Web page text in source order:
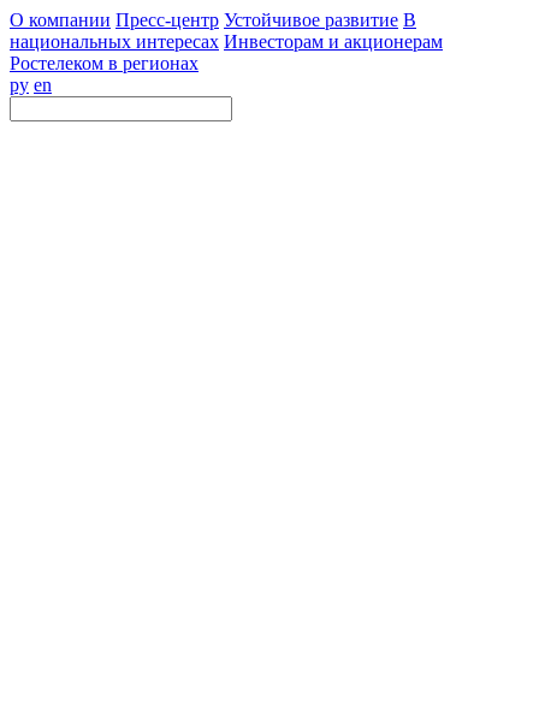
О компании Пресс-центр Устойчивое развитие В
национальных интересах Инвесторам и акционерам
Ростелеком в регионах
ру en